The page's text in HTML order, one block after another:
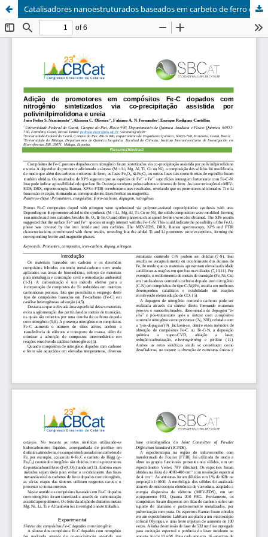
Catalisadores nanoestruturados baseados em carbeto de ferro contendo promotores metálicos via co-precipitação modulada por polivinilpirrolidona (PVP)